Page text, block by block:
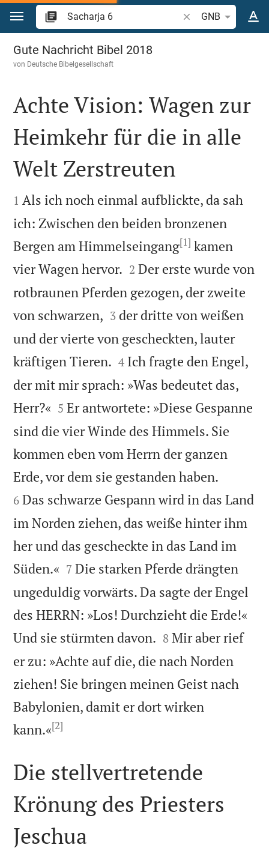
Zum Inhalt springen
Bibelstelle oder
GNB
Sacharja 6
Gute Nachricht Bibel 2018
von Deutsche Bibelgesellschaft

Achte Vision: Wagen zur
Heimkehr für die in alle
Welt Zerstreuten

1 Als ich noch einmal aufblickte, da sah
ich: Zwischen den beiden bronzenen
Bergen am Himmelseingang[1] kamen
vier Wagen hervor. 

2 Der erste wurde von
rotbraunen Pferden gezogen, der zweite
von schwarzen, 

3 der dritte von weißen
und der vierte von gescheckten, lauter
kräftigen Tieren. 

4 Ich fragte den Engel,
der mit mir sprach: »Was bedeutet das,
Herr?« 

5 Er antwortete: »Diese Gespanne
sind die vier Winde des Himmels. Sie
kommen eben vom Herrn der ganzen
Erde, vor dem sie gestanden haben.
6 Das schwarze Gespann wird in das Land
im Norden ziehen, das weiße hinter ihm
her und das gescheckte in das Land im
Süden.« 

7 Die starken Pferde drängten
ungeduldig vorwärts. Da sagte der Engel
des HERRN: »Los! Durchzieht die Erde!«
Und sie stürmten davon. 

8 Mir aber rief
er zu: »Achte auf die, die nach Norden
ziehen! Sie bringen meinen Geist nach
Babylonien, damit er dort wirken
kann.«[2]
Die stellvertretende
Krönung des Priesters
Jeschua